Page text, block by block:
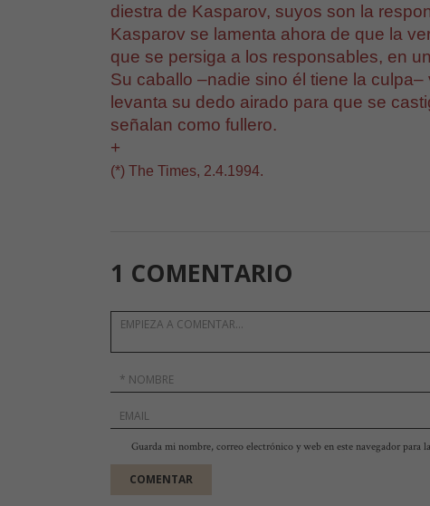
diestra de Kasparov, suyos son la
Kasparov se lamenta ahora de que la
que se persiga a los responsables, en
Su caballo –nadie sino él tiene la
levanta su dedo airado para que se
señalan como fullero.
+
(*) The Times, 2.4.1994.
1 COMENTARIO
Guarda mi nombre, correo electrónico y web en este navegador para